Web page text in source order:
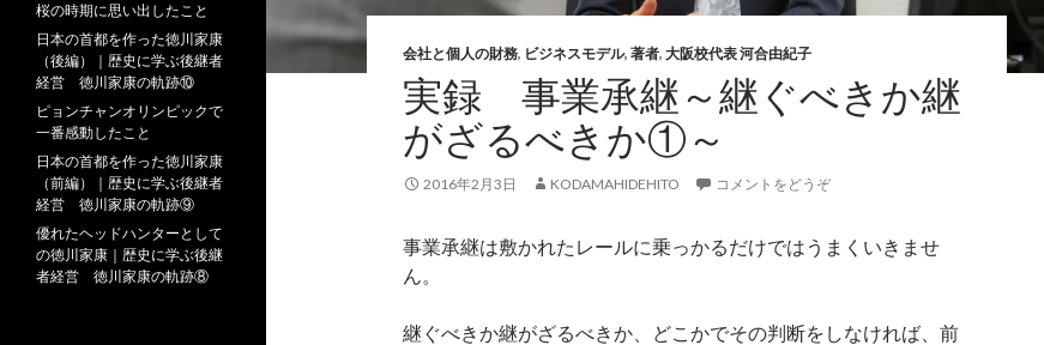
会社と個人の財務, ビジネスモデル, 著者, 大阪校代表 河合由紀子
実録 事業承継～継ぐべきか継
がざるべきか①～
2016年2月3日 KODAMAHIDEHITO コメントをどうぞ
事業承継は敷かれたレールに乗っかるだけではうまくいきませ
ん。
継ぐべきか継がざるべきか、どこかでその判断をしなければ、前
桜の時期に思い出したこと
日本の首都を作った徳川家康
（後編）｜歴史に学ぶ後継者
経営 徳川家康の軌跡⑩
ピョンチャンオリンピックで
一番感動したこと
日本の首都を作った徳川家康
（前編）｜歴史に学ぶ後継者
経営 徳川家康の軌跡⑨
優れたヘッドハンターとして
の徳川家康｜歴史に学ぶ後継
者経営 徳川家康の軌跡⑧